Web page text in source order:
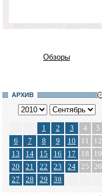
Обзоры
АРХИВ
1 2 3 4
5
6
7 8 9 10 11
12
13
14 15 16 17 18
19
20
21 22 23 24 25 26
27
28 29 30